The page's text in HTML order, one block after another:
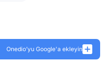
Onedio’yu Google'a ekleyin